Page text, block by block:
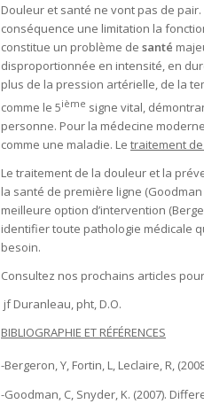
Douleur et santé ne vont pas de
conséquence une limitation la
constitue un problème de santé
disproportionnée en intensité, en
plus de la pression artérielle, de la
comme le 5ième signe vital,
personne. Pour la médecine
comme une maladie. Le traitement
Le traitement de la douleur et la
la santé de première ligne
meilleure option d’intervention
identifier toute pathologie médicale
besoin.
Consultez nos prochains articles
jf Duranleau, pht, D.O.
BIBLIOGRAPHIE ET RÉFÉRENCES
-Bergeron, Y, Fortin, L, Leclaire, R,
-Goodman, C, Snyder, K. (2007).